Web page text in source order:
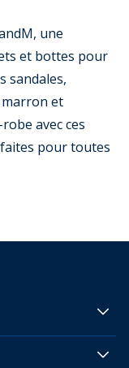
une
et bottes pour
sandales,
et
avec ces
pour toutes